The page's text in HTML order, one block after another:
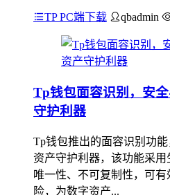
TP PC端下载 qbadmin
Tp钱包面容识别，安
守护利器
Tp钱包推出的面容识别功
资产守护利器，该功能采
唯一性、不可复制性，可
险，为数字资产...